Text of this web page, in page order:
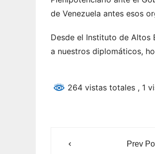
de Venezuela antes esos
Desde el Instituto de Altos
a nuestros diplomáticos,
264 vistas totales , 1
Prev